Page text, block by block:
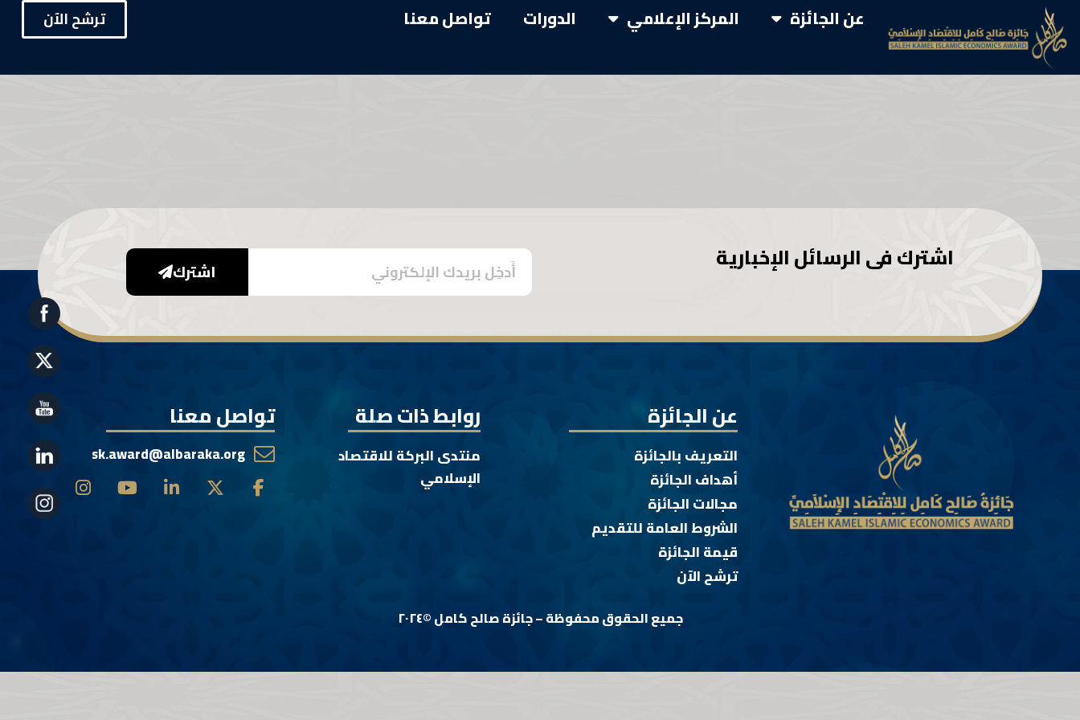
عن الجائزة المركز الإعلامي الدورات تواصل معنا ترشح الآن
اشترك فى الرسائل الإخبارية اشترك
عن الجائزة
التعريف بالجائزة
أهداف الجائزة
مجالات الجائزة
الشروط العامة للتقديم
قيمة الجائزة
ترشح الآن
روابط ذات صلة
منتدى البركة للاقتصاد
الإسلامي
تواصل معنا
sk.award@albaraka.org
جميع الحقوق محفوظة – جائزة صالح كامل ©٢٠٢٤